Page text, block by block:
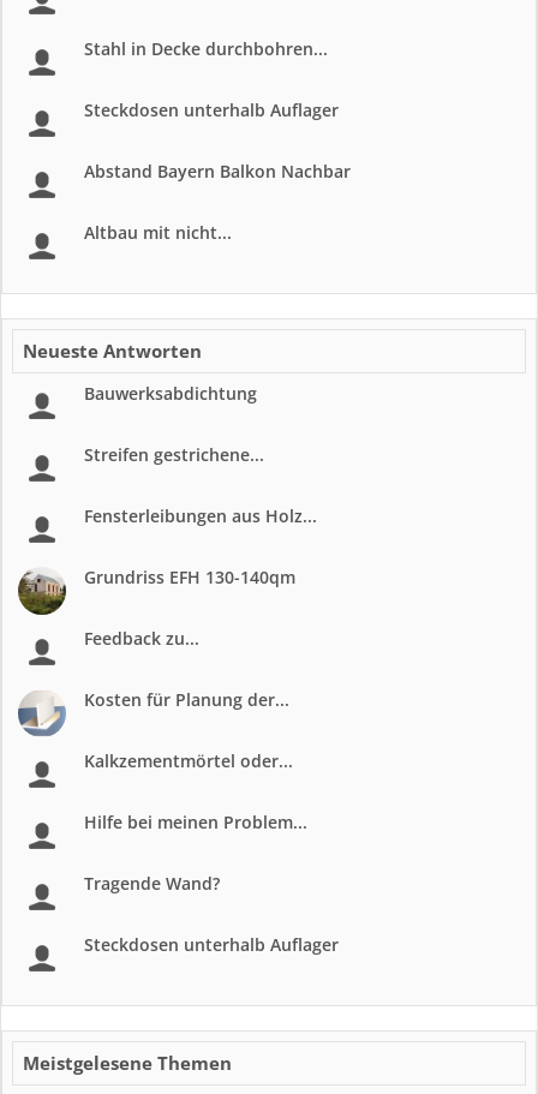
Stahl in Decke durchbohren...
Steckdosen unterhalb Auflager
Abstand Bayern Balkon Nachbar
Altbau mit nicht...
Neueste Antworten
Bauwerksabdichtung
Streifen gestrichene...
Fensterleibungen aus Holz...
Grundriss EFH 130-140qm
Feedback zu...
Kosten für Planung der...
Kalkzementmörtel oder...
Hilfe bei meinen Problem...
Tragende Wand?
Steckdosen unterhalb Auflager
Meistgelesene Themen